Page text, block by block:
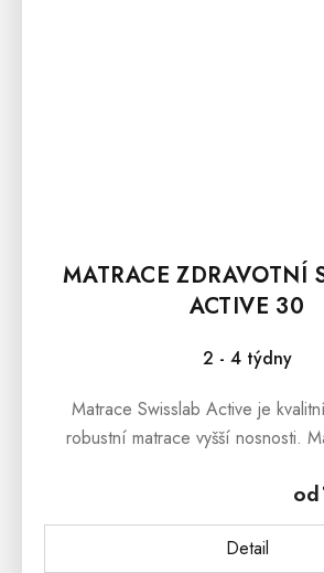
MATRACE ZDRAVOTNÍ
ACTIVE 30
2 - 4 týdny
od
Detail
Matrace Swisslab Active je
robustní matrace vyšší nosnosti.
přizpůsobuje tělu ve